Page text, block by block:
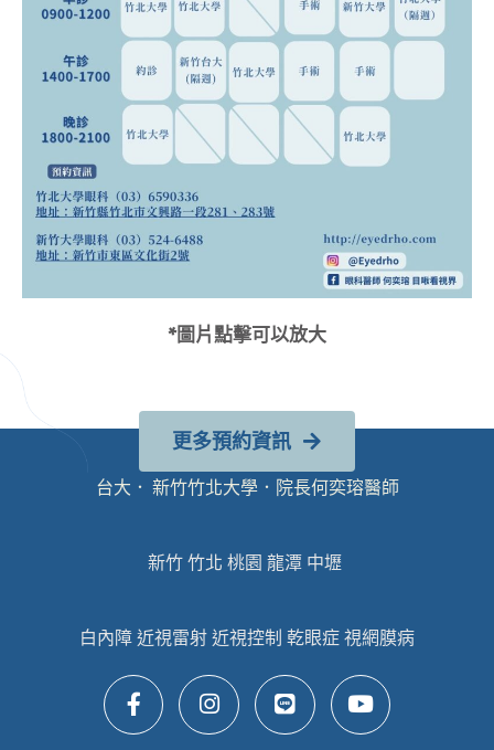
*圖片點擊可以放大
更多預約資訊
台大． 新竹竹北大學．院長何奕瑢醫師
新竹 竹北 桃園 龍潭 中壢
白內障 近視雷射 近視控制 乾眼症 視網膜病